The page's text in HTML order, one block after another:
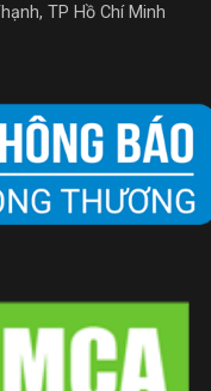
TP Hồ Chí Minh